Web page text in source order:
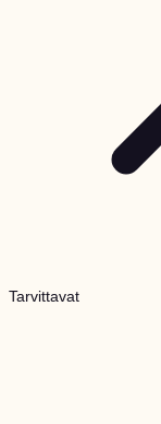
Tarvittavat